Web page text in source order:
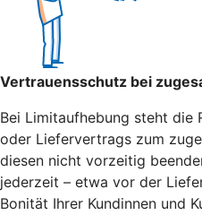
Vertrauensschutz bei
Bei Limitaufhebung steht die
oder Liefervertrags zum
diesen nicht vorzeitig
jederzeit – etwa vor der
Bonität Ihrer Kundinnen und